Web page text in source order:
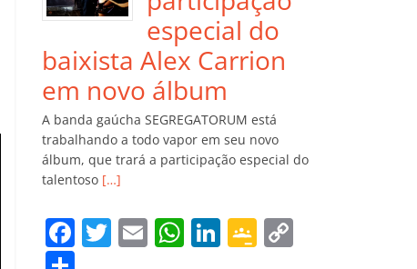
especial do
baixista Alex Carrion
em novo álbum
A banda gaúcha SEGREGATORUM está
trabalhando a todo vapor em seu novo
álbum, que trará a participação especial do
talentoso […]
F T E W Li G